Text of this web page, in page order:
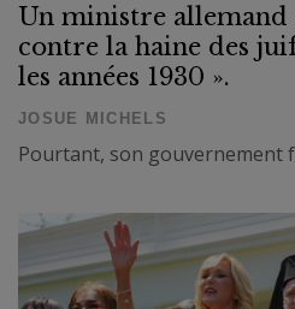
Un ministre allemand
contre la haine des
les années 1930 ».
JOSUE MICHELS
Pourtant, son gouvernement